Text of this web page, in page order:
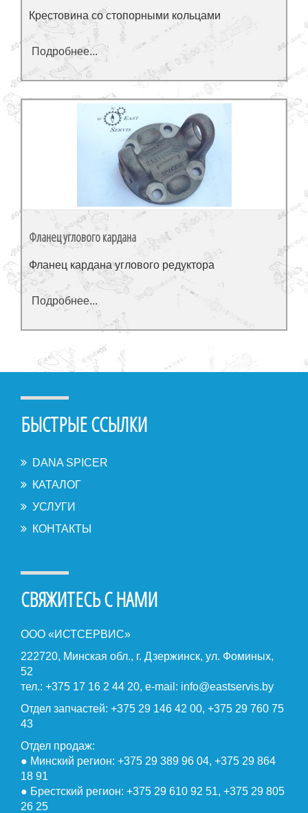
Крестовина со стопорными кольцами
Подробнее...
Фланец углового кардана
Фланец кардана углового редуктора
Подробнее...
БЫСТРЫЕ ССЫЛКИ
DANA SPICER
КАТАЛОГ
УСЛУГИ
КОНТАКТЫ
СВЯЖИТЕСЬ С НАМИ
ООО «ИСТСЕРВИС»
222720, Минская обл., г. Дзержинск, ул. Фоминых,
52
тел.: +375 17 16 2 44 20, e-mail: info@eastservis.by
Отдел запчастей: +375 29 146 42 00, +375 29 760 75
43
Отдел продаж:
● Минский регион: +375 29 389 96 04, +375 29 864
18 91
● Брестский регион: +375 29 610 92 51, +375 29 805
26 25